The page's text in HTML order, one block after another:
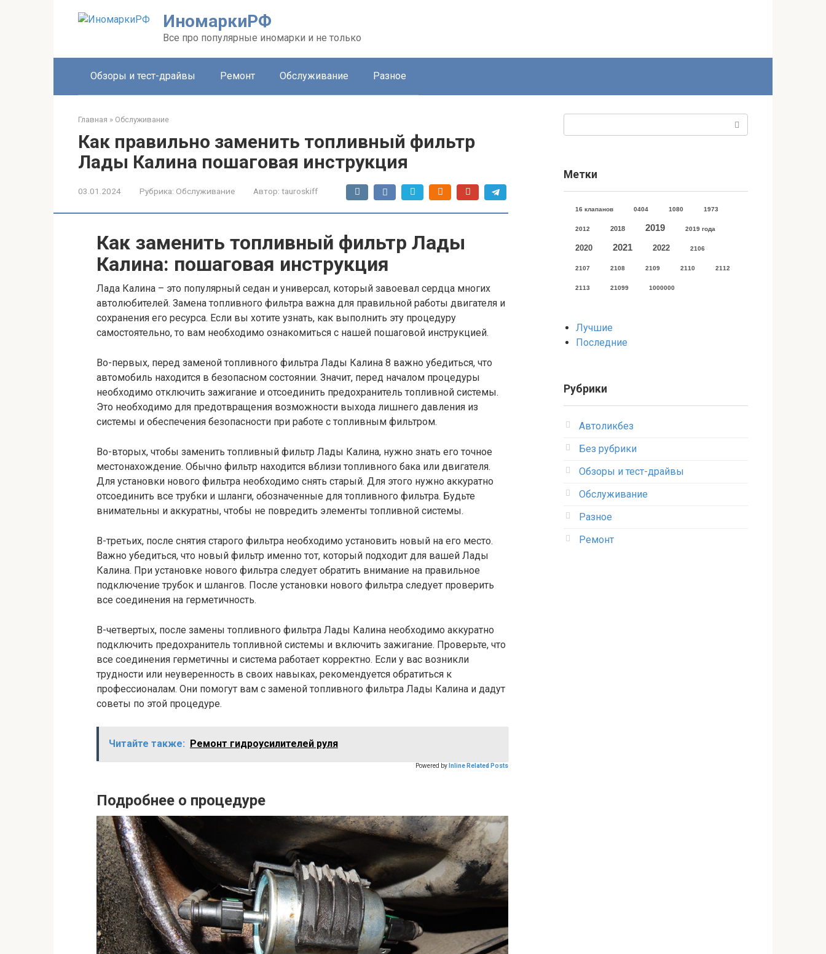
ИномаркиРФ
Все про популярные иномарки и не только
Обзоры и тест-драйвы Ремонт Обслуживание Разное
Главная » Обслуживание
Как правильно заменить топливный фильтр
Лады Калина пошаговая инструкция
03.01.2024 Рубрика: Обслуживание Автор: tauroskiff
Как заменить топливный фильтр Лады
Калина: пошаговая инструкция
Лада Калина – это популярный седан и универсал, который завоевал сердца многих
автолюбителей. Замена топливного фильтра важна для правильной работы двигателя и
сохранения его ресурса. Если вы хотите узнать, как выполнить эту процедуру
самостоятельно, то вам необходимо ознакомиться с нашей пошаговой инструкцией.
Во-первых, перед заменой топливного фильтра Лады Калина 8 важно убедиться, что
автомобиль находится в безопасном состоянии. Значит, перед началом процедуры
необходимо отключить зажигание и отсоединить предохранитель топливной системы.
Это необходимо для предотвращения возможности выхода лишнего давления из
системы и обеспечения безопасности при работе с топливным фильтром.
Во-вторых, чтобы заменить топливный фильтр Лады Калина, нужно знать его точное
местонахождение. Обычно фильтр находится вблизи топливного бака или двигателя.
Для установки нового фильтра необходимо снять старый. Для этого нужно аккуратно
отсоединить все трубки и шланги, обозначенные для топливного фильтра. Будьте
внимательны и аккуратны, чтобы не повредить элементы топливной системы.
В-третьих, после снятия старого фильтра необходимо установить новый на его место.
Важно убедиться, что новый фильтр именно тот, который подходит для вашей Лады
Калина. При установке нового фильтра следует обратить внимание на правильное
подключение трубок и шлангов. После установки нового фильтра следует проверить
все соединения на герметичность.
В-четвертых, после замены топливного фильтра Лады Калина необходимо аккуратно
подключить предохранитель топливной системы и включить зажигание. Проверьте, что
все соединения герметичны и система работает корректно. Если у вас возникли
трудности или неуверенность в своих навыках, рекомендуется обратиться к
профессионалам. Они помогут вам с заменой топливного фильтра Лады Калина и дадут
советы по этой процедуре.
Читайте также: Ремонт гидроусилителей руля
Powered by Inline Related Posts
Подробнее о процедуре
Метки
16 клапанов 0404 1080 1973
2012 2018 2019 2019 года
2020 2021 2022 2106
2107 2108 2109 2110 2112
2113 21099 1000000
Лучшие
Последние
Рубрики
Автоликбез
Без рубрики
Обзоры и тест-драйвы
Обслуживание
Разное
Ремонт